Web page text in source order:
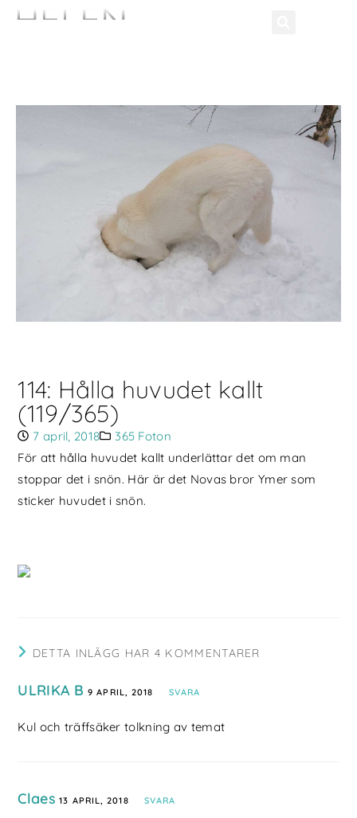
114: Hålla huvudet kallt
(119/365)
7 april, 2018
365 Foton
För att hålla huvudet kallt underlättar det om man
stoppar det i snön. Här är det Novas bror Ymer som
sticker huvudet i snön.
DETTA INLÄGG HAR 4 KOMMENTARER
ULRIKA B 9 APRIL, 2018 SVARA
Kul och träffsäker tolkning av temat
Claes 13 APRIL, 2018 SVARA